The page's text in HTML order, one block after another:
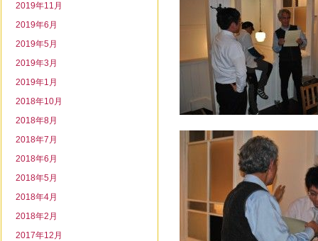
2019年11月
2019年6月
2019年5月
2019年3月
2019年1月
2018年10月
2018年8月
2018年7月
2018年6月
2018年5月
2018年4月
2018年2月
2017年12月